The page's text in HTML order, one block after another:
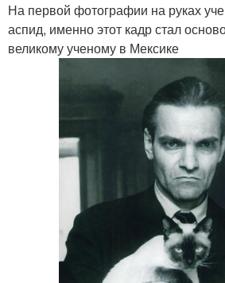
На первой фотографии на руках
аспид, именно этот кадр стал
великому ученому в Мексике